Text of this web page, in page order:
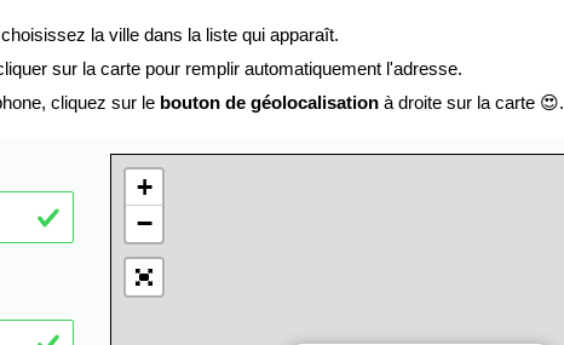
la ville dans la liste qui apparaît.
sur la carte pour remplir automatiquement l'adresse.
cliquez sur le bouton de géolocalisation à droite sur la carte 😍.
+
−